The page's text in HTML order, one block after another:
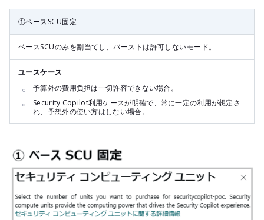
①ベースSCU固定
ベースSCUのみを割当てし、バーストは許可しないモード。
ユースケース
予算外の費用負担は一切許容できない場合。
Security Copilot利用ケースが明確で、常に一定の利用が想定さ
れ、予想外の使い方はしない場合。